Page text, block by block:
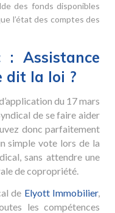
des fonds disponibles
l’état des comptes des
: Assistance
dit la loi ?
du 17 mars
de se faire aider
donc parfaitement
simple vote lors de la
sans attendre une
de copropriété.
de Elyott Immobilier,
les compétences